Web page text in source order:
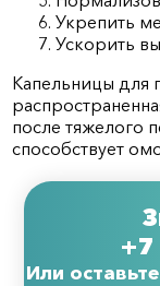
Укрепить
Ускорить
Капельницы для
после тяжелого
способствует
+7
Или